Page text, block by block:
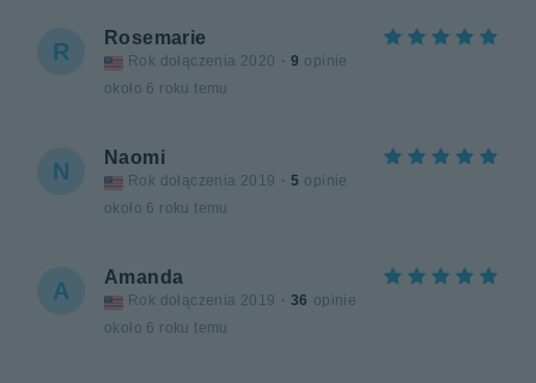
R
Rosemarie
Rok dołączenia 2020 · 9 opinie
około 6 roku temu
N
Naomi
Rok dołączenia 2019 · 5 opinie
około 6 roku temu
A
Amanda
Rok dołączenia 2019 · 36 opinie
około 6 roku temu